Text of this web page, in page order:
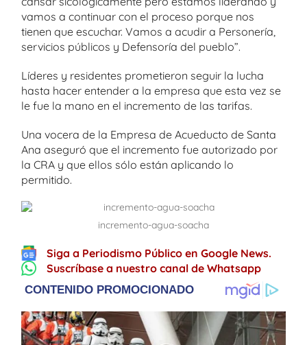
vamos a continuar con el proceso porque nos
tienen que escuchar. Vamos a acudir a Personería,
servicios públicos y Defensoría del pueblo”.
Líderes y residentes prometieron seguir la lucha
hasta hacer entender a la empresa que esta vez se
le fue la mano en el incremento de las tarifas.
Una vocera de la Empresa de Acueducto de Santa
Ana aseguró que el incremento fue autorizado por
la CRA y que ellos sólo están aplicando lo
permitido.
incremento-agua-soacha
Siga a Periodismo Público en Google News.
Suscríbase a nuestro canal de Whatsapp